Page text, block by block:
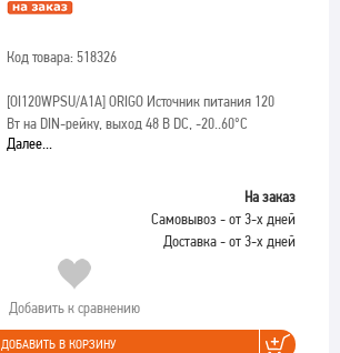
Код товара: 518326
[OI120WPSU/A1A]ORIGO Источник питания 120
Вт на DIN-рейку, выход 48 В DC, -20..60°C
Далее...
На заказ
Самовывоз - от 3-х дней
Доставка - от 3-х дней
Добавить к сравнению
ДОБАВИТЬ В КОРЗИНУ